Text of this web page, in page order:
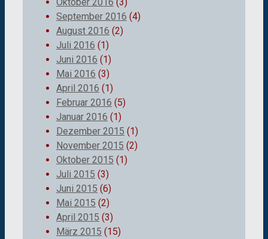
September 2016 (4)
August 2016 (2)
Juli 2016 (1)
Juni 2016 (1)
Mai 2016 (3)
April 2016 (1)
Februar 2016 (5)
Januar 2016 (1)
Dezember 2015 (1)
November 2015 (2)
Oktober 2015 (1)
Juli 2015 (3)
Juni 2015 (6)
Mai 2015 (2)
April 2015 (3)
März 2015 (15)